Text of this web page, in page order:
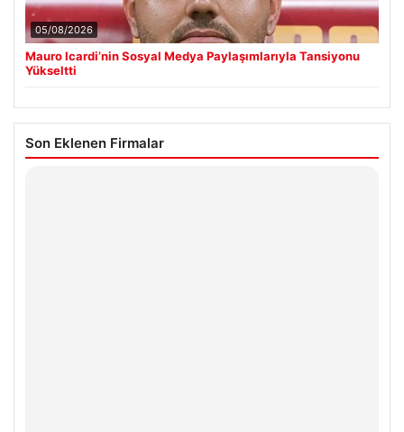
05/08/2026
Mauro Icardi’nin Sosyal Medya Paylaşımlarıyla Tansiyonu
Yükseltti
Son Eklenen Firmalar